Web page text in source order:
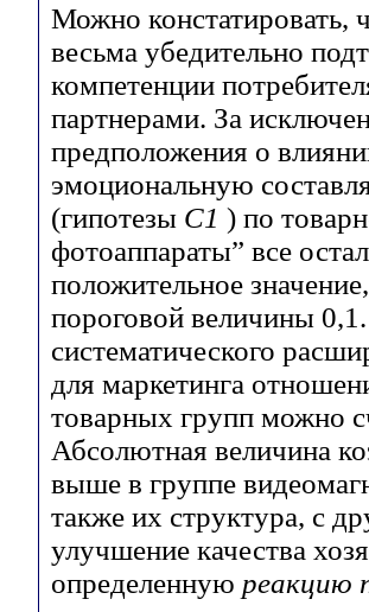
Можно констатировать,
весьма убедительно
компетенции
партнерами. За
предположения о
эмоциональную
(гипотезы С1 ) по
фотоаппараты” все
положительное
пороговой величины
систематического
для маркетинга
товарных групп можно
Абсолютная величина
выше в группе
также их структура, с
улучшение качества
определенную реакцию